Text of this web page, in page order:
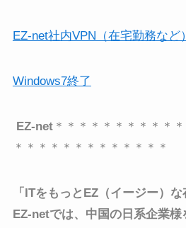
EZ-net社内VPN（在宅勤務など）
Windows7終了
EZ-net＊＊＊＊＊＊＊＊＊＊
＊＊＊＊＊＊＊＊＊＊＊＊＊
「ITをもっとEZ（イージー）な
EZ-netでは、中国の日系企業様